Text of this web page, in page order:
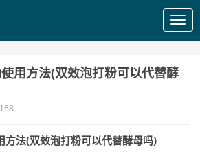
用方法(双效泡打粉可以代替酵
168
方法(双效泡打粉可以代替酵母吗)